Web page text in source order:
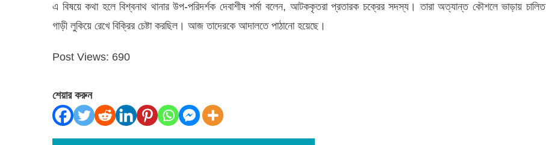
এ বিষয়ে কথা হলে বিশ্বনাথ থানার উপ-পরিদর্শক দেবাশীষ শর্মা বলেন, আটককৃতরা প্রতারক চক্রের সদস্য। তারা অত্যান্ত কৌশলে ভাড়ায় চালিত
গাড়ী লুকিয়ে রেখে বিক্রির চেষ্টা করছিল। আজ তাদেরকে আদালতে পাঠানো হয়েছে।
Post Views: 690
শেয়ার করুন